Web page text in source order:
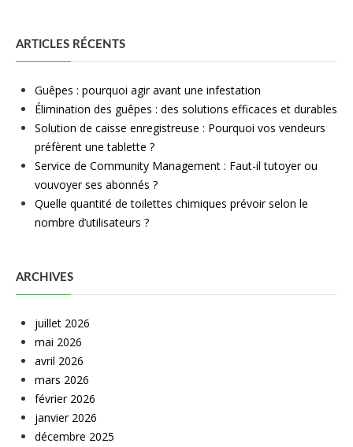
ARTICLES RÉCENTS
Guêpes : pourquoi agir avant une infestation
Élimination des guêpes : des solutions efficaces et durables
Solution de caisse enregistreuse : Pourquoi vos vendeurs
préfèrent une tablette ?
Service de Community Management : Faut-il tutoyer ou
vouvoyer ses abonnés ?
Quelle quantité de toilettes chimiques prévoir selon le
nombre d’utilisateurs ?
ARCHIVES
juillet 2026
mai 2026
avril 2026
mars 2026
février 2026
janvier 2026
décembre 2025